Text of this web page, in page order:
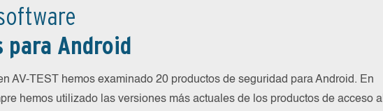
Android
AV-TEST hemos examinado 20 productos de seguridad para Android. En
hemos utilizado las versiones más actuales de los productos de acceso al